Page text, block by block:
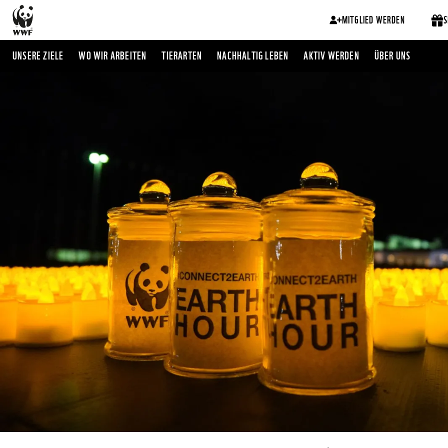
Direkt
zum
Inhalt
MITGLIED WERDEN
UNSERE ZIELE WO WIR ARBEITEN TIERARTEN NACHHALTIG LEBEN AKTIV WERDEN ÜBER UNS